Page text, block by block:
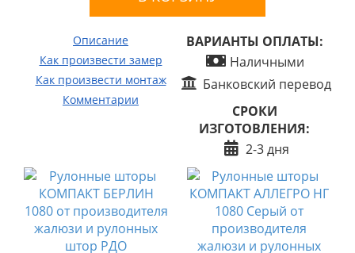
Описание
Как произвести замер
Как произвести монтаж
Комментарии
ВАРИАНТЫ ОПЛАТЫ:
Наличными
Банковский перевод
СРОКИ
ИЗГОТОВЛЕНИЯ:
2-3 дня